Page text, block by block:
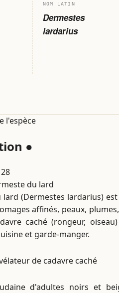
NOM LATIN
Dermestes
lardarius
l'espèce
●
lard (Dermestes lardarius)
affinés, peaux,
caché (rongeur,
et garde-manger.
de cadavre caché
d'adultes noirs et